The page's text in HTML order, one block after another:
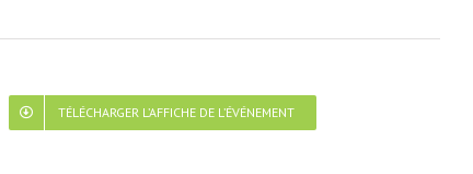
TÉLÉCHARGER L’AFFICHE DE L’ÉVÉNEMENT